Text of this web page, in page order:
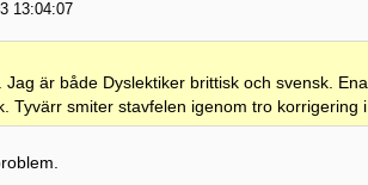
13:04:07
Jag är både Dyslektiker brittisk och svensk.
Tyvärr smiter stavfelen igenom tro korrigering